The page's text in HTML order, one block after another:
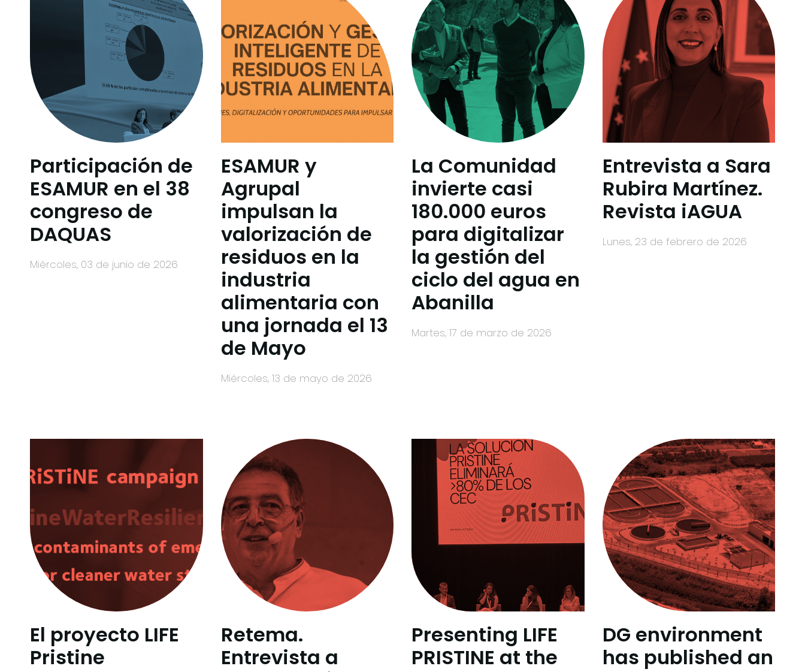
Participación de
ESAMUR en el 38
congreso de
DAQUAS
miércoles, 03 de junio de 2026
ESAMUR y
Agrupal
impulsan la
valorización de
residuos en la
industria
alimentaria con
una jornada el 13
de Mayo
miércoles, 13 de mayo de 2026
La Comunidad
invierte casi
180.000 euros
para digitalizar
la gestión del
ciclo del agua en
Abanilla
martes, 17 de marzo de 2026
Entrevista a Sara
Rubira Martínez.
Revista iAGUA
lunes, 23 de febrero de 2026
El proyecto LIFE
Pristine
Retema.
Entrevista a
Presenting LIFE
PRISTINE at the
DG environment
has published an